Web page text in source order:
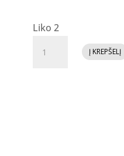
Liko 2
kiekis:
Į KREPŠELĮ